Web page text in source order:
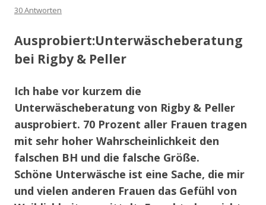
30 Antworten
Ausprobiert:Unterwäscheberatung
bei Rigby & Peller
Ich habe vor kurzem die
Unterwäscheberatung von Rigby & Peller
ausprobiert. 70 Prozent aller Frauen tragen
mit sehr hoher Wahrscheinlichkeit den
falschen BH und die falsche Größe.
Schöne Unterwäsche ist eine Sache, die mir
und vielen anderen Frauen das Gefühl von